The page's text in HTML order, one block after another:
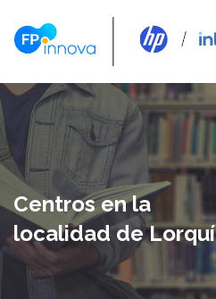
Centros en la
localidad de Lorquí